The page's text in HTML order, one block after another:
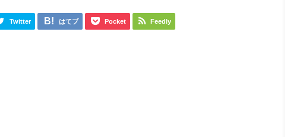
Twitter はてブ Pocket Feedly